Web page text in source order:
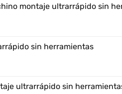
montaje ultrarrápido sin
sin herramientas
ultrarrápido sin